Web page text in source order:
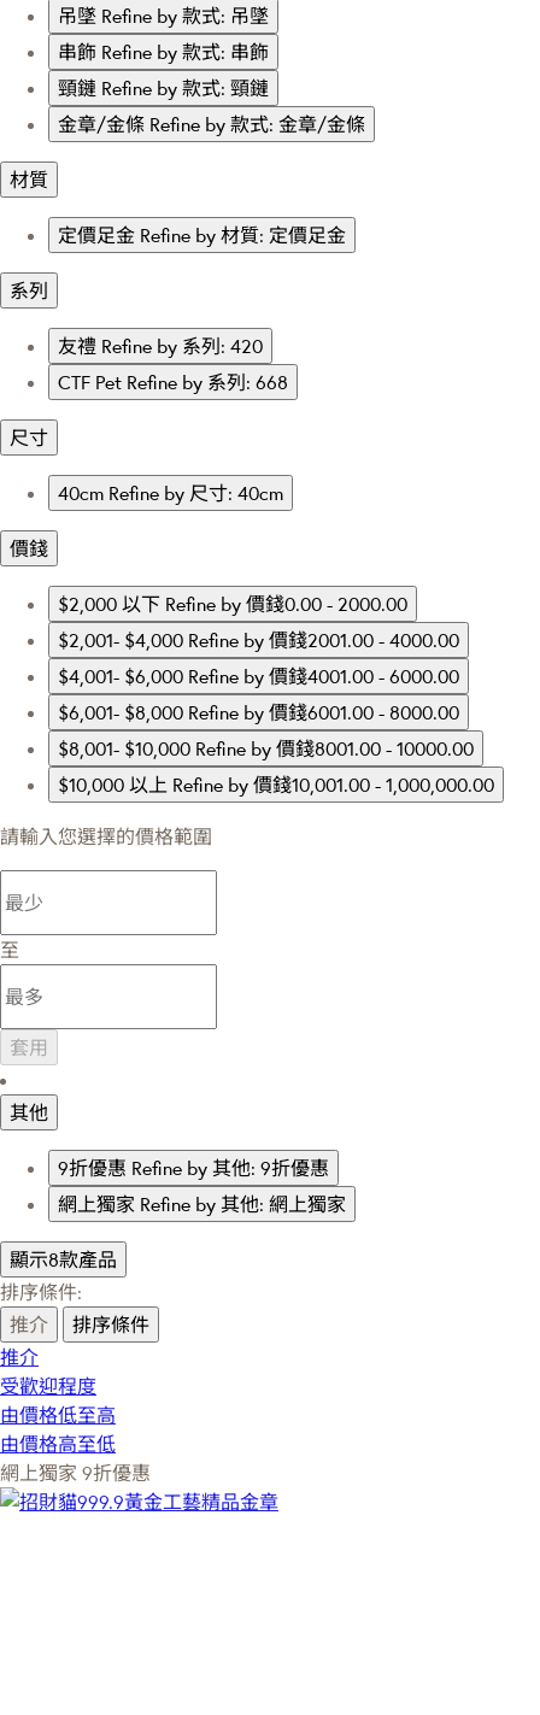
吊墜 Refine by 款式: 吊墜
串飾 Refine by 款式: 串飾
頸鏈 Refine by 款式: 頸鏈
金章/金條 Refine by 款式: 金章/金條
材質
定價足金 Refine by 材質: 定價足金
系列
友禮 Refine by 系列: 420
CTF Pet Refine by 系列: 668
尺寸
40cm Refine by 尺寸: 40cm
價錢
$2,000 以下 Refine by 價錢0.00 - 2000.00
$2,001- $4,000 Refine by 價錢2001.00 - 4000.00
$4,001- $6,000 Refine by 價錢4001.00 - 6000.00
$6,001- $8,000 Refine by 價錢6001.00 - 8000.00
$8,001- $10,000 Refine by 價錢8001.00 - 10000.00
$10,000 以上 Refine by 價錢10,001.00 - 1,000,000.00
請輸入您選擇的價格範圍
至
套用
其他
9折優惠 Refine by 其他: 9折優惠
網上獨家 Refine by 其他: 網上獨家
顯示8款產品
排序條件:
推介
排序條件
推介
受歡迎程度
由價格低至高
由價格高至低
網上獨家 9折優惠